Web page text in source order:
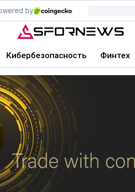
Кибербезопасность Финтех